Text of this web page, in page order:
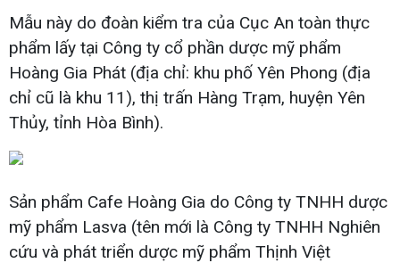
Mẫu này do đoàn kiểm tra của Cục An toàn thực
phẩm lấy tại Công ty cổ phần dược mỹ phẩm
Hoàng Gia Phát (địa chỉ: khu phố Yên Phong (địa
chỉ cũ là khu 11), thị trấn Hàng Trạm, huyện Yên
Thủy, tỉnh Hòa Bình).
Sản phẩm Cafe Hoàng Gia do Công ty TNHH dược
mỹ phẩm Lasva (tên mới là Công ty TNHH Nghiên
cứu và phát triển dược mỹ phẩm Thịnh Việt